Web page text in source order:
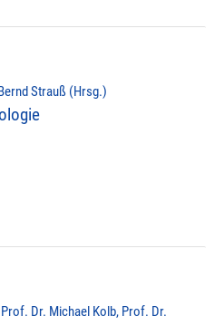
Strauß (Hrsg.)
Dr. Michael Kolb, Prof. Dr.